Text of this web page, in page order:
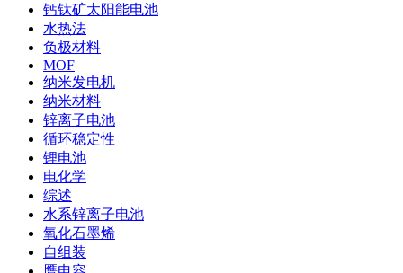
钙钛矿太阳能电池
水热法
负极材料
MOF
纳米发电机
纳米材料
锌离子电池
循环稳定性
锂电池
电化学
综述
水系锌离子电池
氧化石墨烯
自组装